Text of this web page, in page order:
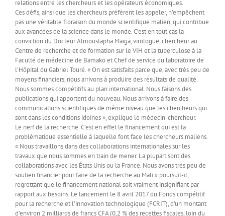
relations entre les chercheurs et les opérateurs économiques.
Ces défis, ainsi que les chercheurs préfèrent les appeler, n’empêchent
pas une véritable floraison du monde scientifique malien, qui contribue
aux avancées de la science dans le monde. C’est en tout cas la
conviction du Docteur Almoustapha Maiga, virologue, chercheur au
Centre de recherche et de formation sur le VIH et la tuberculose à la
Faculté de médecine de Bamako et Chef de service du laboratoire de
l’Hôpital du Gabriel Touré. « On est satisfaits parce que, avec très peu de
moyens financiers, nous arrivons à produire des résultats de qualité.
Nous sommes compétitifs au plan international. Nous faisons des
publications qui apportent du nouveau. Nous arrivons à faire des
communications scientifiques de même niveau que les chercheurs qui
sont dans les conditions idoines », explique le médecin-chercheur.
Le nerf de la recherche. C’est en effet le financement qui est la
problématique essentielle à laquelle font face les chercheurs maliens.
« Nous travaillons dans des collaborations internationales sur les
travaux que nous sommes en train de mener. La plupart sont des
collaborations avec les États Unis ou la France. Nous avons très peu de
soutien financier pour faire de la recherche au Mali » poursuit-il,
regrettant que le financement national soit vraiment insignifiant par
rapport aux besoins. Le lancement le 8 avril 2017 du Fonds compétitif
pour la recherche et l’innovation technologique (FCRIT), d’un montant
d’environ 2 milliards de francs CFA (0,2 % des recettes fiscales, loin du